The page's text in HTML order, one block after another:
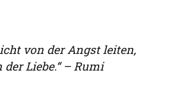
von der Angst leiten,
Liebe.“ – Rumi